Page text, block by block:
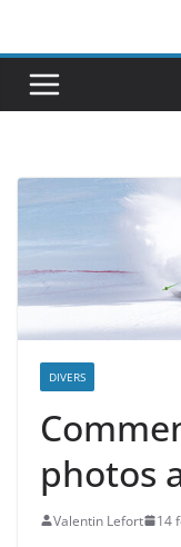
contenu
DIVERS
photos
Valentin Lefort 14